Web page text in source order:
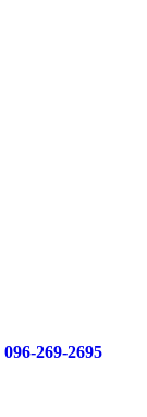
096-269-2695